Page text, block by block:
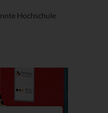
Hochschule